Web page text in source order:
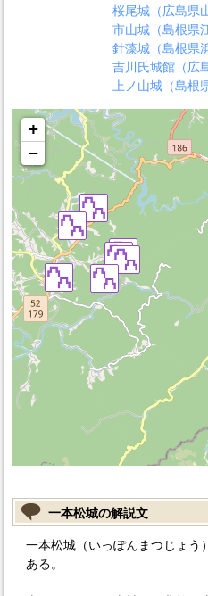
桜尾城（広島県
市山城（島根県
針藻城（島根県
吉川氏城館（広
上ノ山城（島根
+
−
一本松城の解説文
一本松城（いっぽんまつじょう
ある。